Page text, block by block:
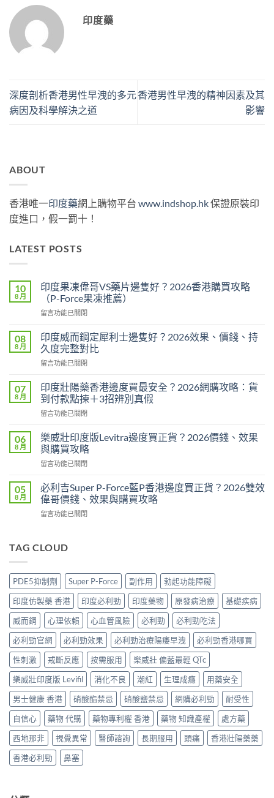
印度藥
深度剖析香港男性早洩的多元
病因及科學解決之道
香港男性早洩的精神因素及其
影響
ABOUT
香港唯一印度藥網上購物平台 www.indshop.hk保證原裝印
度進口，假一罰十！
LATEST POSTS
10
8 月
印度果凍偉哥VS藥片邊隻好？2026香港購買攻略
（P-Force果凍推薦）
在
度
果
凍
偉
VS
藥
片
邊
好？
2026
港
買
攻
略
凍
薦）〉
中
留言功能已關閉
08
8 月
印度威而鋼定犀利士邊隻好？2026效果、價錢、持
久度完整對比
在
度
威
而
鋼
犀
利
士
邊
好？
2026
果、
持
完
整
對
比〉
留言功能已關閉
07
8 月
印度壯陽藥香港邊度買最安全？2026網購攻略：貨
到付款點揀＋3招辨別真假
在
度
壯
陽
藥
港
邊
度
買
全？
購
攻
略：
貨
付
款
點
＋
3
招
辨
別
真
假〉
中
留言功能已關閉
06
8 月
樂威壯印度版Levitra邊度買正貨？2026價錢、效果
與購買攻略
在
威
壯
印
度
邊
正
貨？
2026
價
錢、
效
果
與
買
攻
略〉
中
留言功能已關閉
05
8 月
必利吉Super P-Force藍P香港邊度買正貨？2026雙效
偉哥價錢、效果與購買攻略
在
吉
Force
藍
P
香
港
邊
度
買
貨？
2026
雙
效
偉
價
錢、
效
果
留言功能已關閉
TAG CLOUD
PDE5抑制劑 Super P-Force 副作用
勃起功能障礙
印度仿製藥 香港
印度必利勁 印度藥物 原發病治療
基礎疾病
威而鋼
心理依賴 心血管風險 必利勁
必利勁吃法
必利勁官網
必利勁效果 必利勁治療陽痿早洩
必利勁香港哪買
性刺激
戒斷反應 按需服用
樂威壯 偏藍最輕 QTc
樂威壯印度版 Levifil
消化不良 潮紅 生理成癮
用藥安全
男士健康 香港
硝酸酯禁忌 硝酸鹽禁忌 網購必利勁
耐受性
自信心
藥物 代購 藥物專利權 香港 藥物 知識產權
處方藥
西地那非
視覺異常 醫師諮詢 長期服用 頭痛
香港壯陽藥藥
香港必利勁
鼻塞